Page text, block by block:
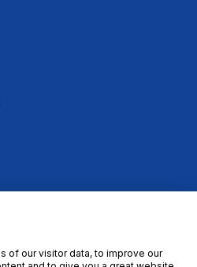
of our visitor data, to improve our